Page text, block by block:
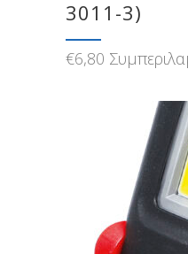
3011-3)
€6,80